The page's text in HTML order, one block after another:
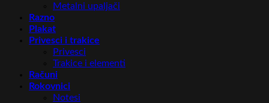
Metalni upaljači
Razno
Plakat
Privesci i trakice
Privesci
Trakice i elementi
Računi
Rokovnici
Notesi